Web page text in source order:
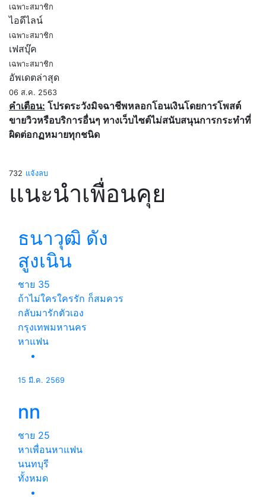
เฉพาะสมาชิก
ไอดีไลน์
เฉพาะสมาชิก
เฟสบุ๊ค
เฉพาะสมาชิก
อัพเดตล่าสุด
06 ส.ค. 2563
คำเตือน: โปรดระวังมิจฉาชีพหลอกโอนเงินโดยการโพสต์
ขายวิวหรือบริการอื่นๆ ทางเว็บไซต์ไม่สนับสนุนการกระทำที่
ผิดต่อกฏหมายทุกชนิด
732 แจ้งลบ
แนะนำเพื่อนคุย
ธนาวุฒิ ดัง
สูงเนิน
ชาย 35
ถ้าไม่ใครใครรัก ก็สมควร
กลับมารักตัวเอง
กรุงเทพมหานคร
หาแฟน
15 มี.ค. 2569
nn
ชาย 25
หาเพื่อนหาแฟน
นนทบุรี
ทั้งหมด